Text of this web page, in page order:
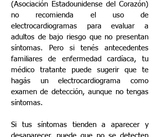
(Asociación Estadounidense del Corazón)
no recomienda el uso de
electrocardiogramas para evaluar a
adultos de bajo riesgo que no presentan
síntomas. Pero si tenés antecedentes
familiares de enfermedad cardíaca, tu
médico tratante puede sugerir que te
hagás un electrocardiograma como
examen de detección, aunque no tengas
síntomas.
Si tus síntomas tienden a aparecer y